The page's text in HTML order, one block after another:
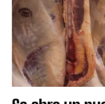
Leí y acepto la